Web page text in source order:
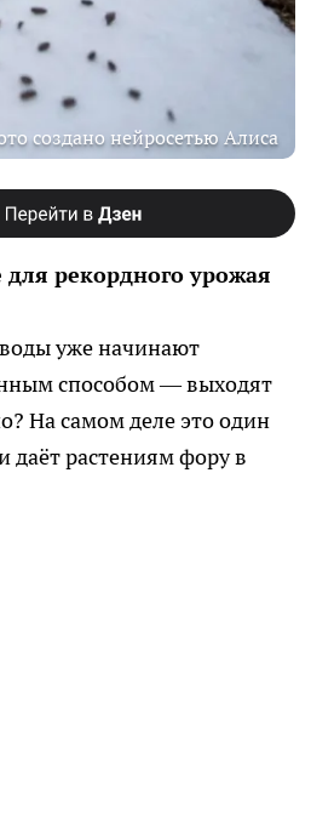
создано нейросетью Алиса
рекордного урожая
уже начинают
способом — выходят
На самом деле это один
растениям фору в